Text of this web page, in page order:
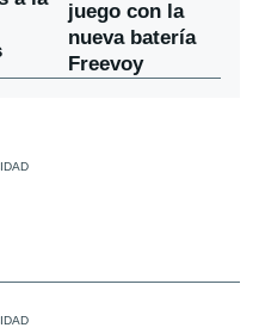
juego con la
nueva batería
Freevoy